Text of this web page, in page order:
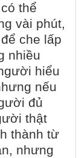
thể
vài phút,
che lấp
nhiều
hiểu
nếu
đủ
thật
thành từ
nhưng